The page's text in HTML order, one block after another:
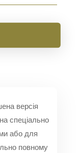
версія
спеціально
або для
повному